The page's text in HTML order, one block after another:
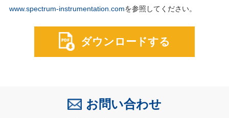
www.spectrum-instrumentation.comを参照してください。
ダウンロードする
お問い合わせ